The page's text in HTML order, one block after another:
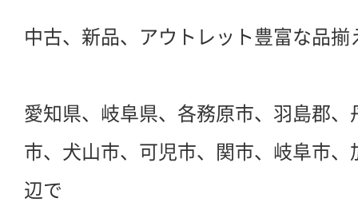
中古、新品、アウトレット豊富な品揃
愛知県、岐阜県、各務原市、羽島郡
市、犬山市、可児市、関市、岐阜市
辺で